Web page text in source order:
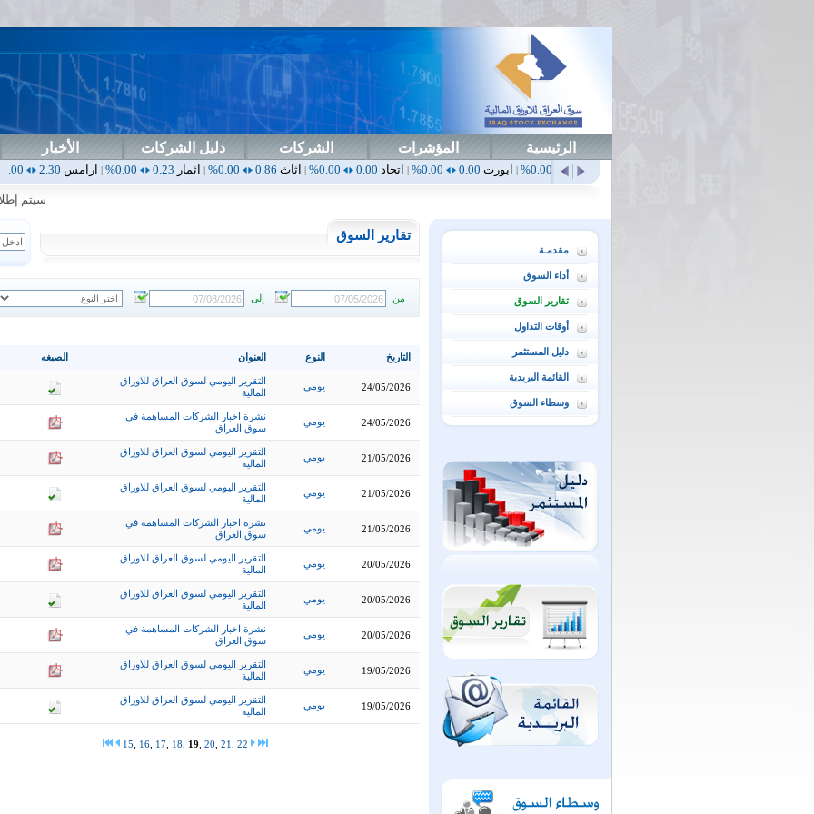
الرئيسية المؤشرات الشركات دليل الشركات الأخبار
|ابورت 0.00
|اتحاد0.00
|اثاث0.86
0.00%
|اثمار0.23
|ارامس2.30
0.00%
|اربيل0.00
سيتم إطلاق
مقدمـة
أداء السوق
تقارير السوق
أوقات التداول
دليل المستثمر
القائمة البريدية
وسطاء السوق
تقارير السوق
من إلى
الصيغه العنوان النوع التاريخ
التقرير اليومي لسوق العراق للاوراق
المالية
يومي 24/05/2026
نشرة اخبار الشركات المساهمة في
سوق العراق
يومي 24/05/2026
التقرير اليومي لسوق العراق للاوراق
المالية
يومي 21/05/2026
التقرير اليومي لسوق العراق للاوراق
المالية
يومي 21/05/2026
نشرة اخبار الشركات المساهمة في
سوق العراق
يومي 21/05/2026
التقرير اليومي لسوق العراق للاوراق
المالية
يومي 20/05/2026
التقرير اليومي لسوق العراق للاوراق
المالية
يومي 20/05/2026
نشرة اخبار الشركات المساهمة في
سوق العراق
يومي 20/05/2026
التقرير اليومي لسوق العراق للاوراق
المالية
يومي 19/05/2026
التقرير اليومي لسوق العراق للاوراق
المالية
يومي 19/05/2026
15 16 17 18 19 20 21 22